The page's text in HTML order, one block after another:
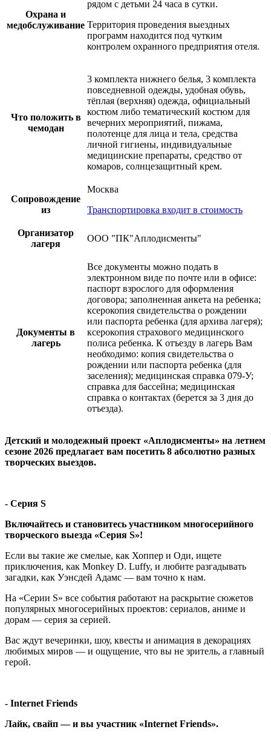
Охрана и
медобслуживание
рядом с детьми 24 часа в сутки.
Территория проведения выездных
программ находится под чутким
контролем охранного предприятия отеля.
Что положить в
чемодан
3 комплекта нижнего белья, 3 комплекта
повседневной одежды, удобная обувь,
тёплая (верхняя) одежда, официальный
костюм либо тематический костюм для
вечерних мероприятий, пижама,
полотенце для лица и тела, средства
личной гигиены, индивидуальные
медицинские препараты, средство от
комаров, солнцезащитный крем.
Сопровождение
из
Москва
Транспортировка входит в стоимость
Организатор
лагеря
ООО "ПК"Аплодисменты"
Документы в
лагерь
Все документы можно подать в
электронном виде по почте или в офисе:
паспорт взрослого для оформления
договора; заполненная анкета на ребенка;
ксерокопия свидетельства о рождении
или паспорта ребенка (для архива лагеря);
ксерокопия страхового медицинского
полиса ребенка. К отъезду в лагерь Вам
необходимо: копия свидетельства о
рождении или паспорта ребенка (для
заселения); медицинская справка 079-У;
справка для бассейна; медицинская
справка о контактах (берется за 3 дня до
отъезда).
Детский и молодежный проект «Аплодисменты» на летнем
сезоне 2026 предлагает вам посетить 8 абсолютно разных
творческих выездов.
- Серия S
Включайтесь и становитесь участником многосерийного
творческого выезда «Серия S»!
Если вы такие же смелые, как Хоппер и Оди, ищете
приключения, как Monkey D. Luffy, и любите разгадывать
загадки, как Уэнсдей Адамс — вам точно к нам.
На «Серии S» все события работают на раскрытие сюжетов
популярных многосерийных проектов: сериалов, аниме и
дорам — серия за серией.
Вас ждут вечеринки, шоу, квесты и анимация в декорациях
любимых миров — и ощущение, что вы не зритель, а главный
герой.
- Internet Friends
Лайк, свайп — и вы участник «Internet Friends».